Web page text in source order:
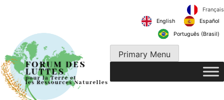
English
Português
Primary Menu